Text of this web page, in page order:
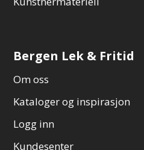
Bergen Lek & Fritid
Om oss
Kataloger og inspirasjon
Logg inn
Kundesenter